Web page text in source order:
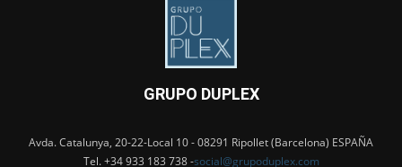
GRUPO DUPLEX
Avda. Catalunya, 20-22-Local 10 - 08291 Ripollet (Barcelona) ESPAÑA
Tel. +34 933 183 738 -social@grupoduplex.com